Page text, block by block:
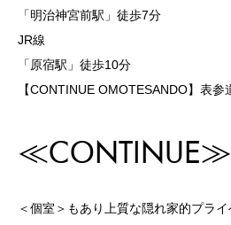
「明治神宮前駅」徒歩7分
JR線
「原宿駅」徒歩10分
【CONTINUE OMOTESANDO】表参
≪CONTINUE≫
＜個室＞もあり上質な隠れ家的プラ